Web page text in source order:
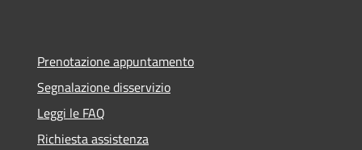
Prenotazione appuntamento
Segnalazione disservizio
Leggi le FAQ
Richiesta assistenza